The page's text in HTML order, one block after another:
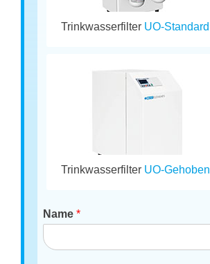
Trinkwasserfilter UO-Standard
Trinkwasserfilter UO-Gehoben
Name*